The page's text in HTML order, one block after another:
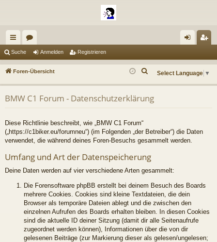
ch
ne
ug
riff
en m
n
ist
n
Suche Anmelden Registrieren
Foren-Übersicht Select Language ▼
h
BMW C1 Forum - Datenschutzerklärung
Diese Richtlinie beschreibt, wie „BMW C1 Forum“
(„https://c1biker.eu/forumneu“) (im Folgenden „der Betreiber“) die Daten
verwendet, die während deines Foren-Besuchs gesammelt werden.
Umfang und Art der Datenspeicherung
Deine Daten werden auf vier verschiedene Arten gesammelt:
Die Forensoftware phpBB erstellt bei deinem Besuch des Boards
mehrere Cookies. Cookies sind kleine Textdateien, die dein
Browser als temporäre Dateien ablegt und die zwischen den
einzelnen Aufrufen des Boards erhalten bleiben. In diesen Cookies
sind die aktuelle ID deiner Sitzung (damit dir alle Seitenaufrufe
zugeordnet werden können), Informationen über die von dir
gelesenen Beiträge (zur Markierung dieser als gelesen/ungelesen;